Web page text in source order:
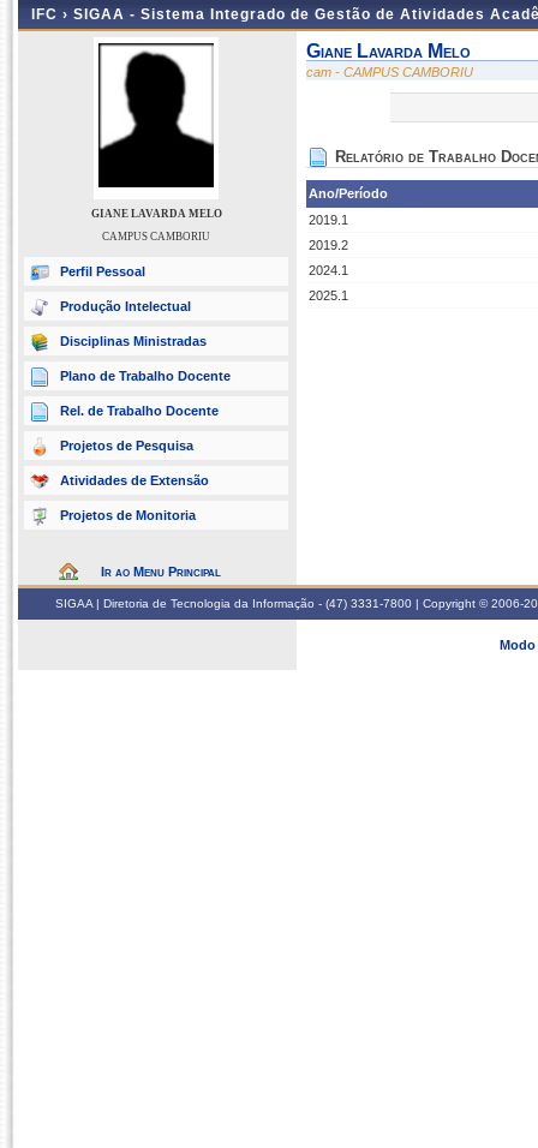
IFC › SIGAA - Sistema Integrado de Gestão de Atividades
GIANE LAVARDA MELO
CAMPUS CAMBORIU
Perfil Pessoal
Produção Intelectual
Disciplinas Ministradas
Plano de Trabalho Docente
Rel. de Trabalho Docente
Projetos de Pesquisa
Atividades de Extensão
Projetos de Monitoria
Ir ao Menu Principal
Giane Lavarda Melo
cam - CAMPUS CAMBORIU
Relatório de Trabalho
Ano/Período
2019.1
2019.2
2024.1
2025.1
SIGAA | Diretoria de Tecnologia da Informação - (47) 3331-7800 | Copyright © 2006-
Modo